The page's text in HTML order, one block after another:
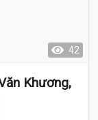
42
Khương,